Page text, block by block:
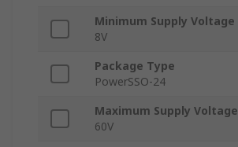
Minimum Supply Voltage
8V
Package Type
PowerSSO-24
Maximum Supply Voltage
60V